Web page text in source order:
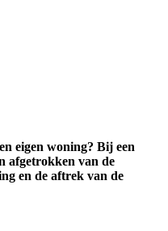
eigen woning? Bij een
afgetrokken van de
en de aftrek van de